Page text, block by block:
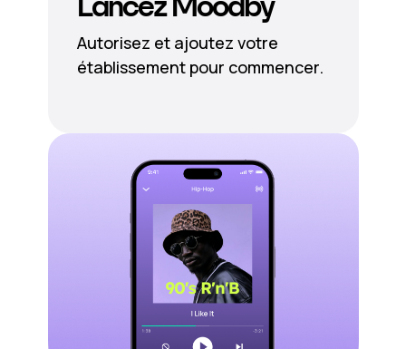
Autorisez et ajoutez votre
établissement pour commencer.